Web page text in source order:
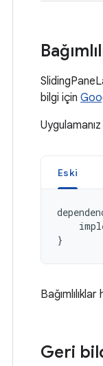
bilgi için
Eski
}
Geri